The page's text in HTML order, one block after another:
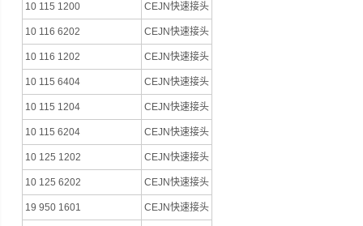
10 115 1200 CEJN快速接头
10 116 6202 CEJN快速接头
10 116 1202 CEJN快速接头
10 115 6404 CEJN快速接头
10 115 1204 CEJN快速接头
10 115 6204 CEJN快速接头
10 125 1202 CEJN快速接头
10 125 6202 CEJN快速接头
19 950 1601 CEJN快速接头